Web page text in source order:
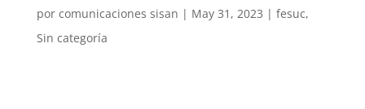
por comunicaciones sisan | May 31, 2023 | fesuc,
Sin categoría